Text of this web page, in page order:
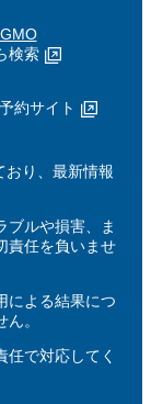
検索
約サイト
おり、最新情報
ブルや損害、ま
責任を負いませ
による結果につ
。
で対応してく